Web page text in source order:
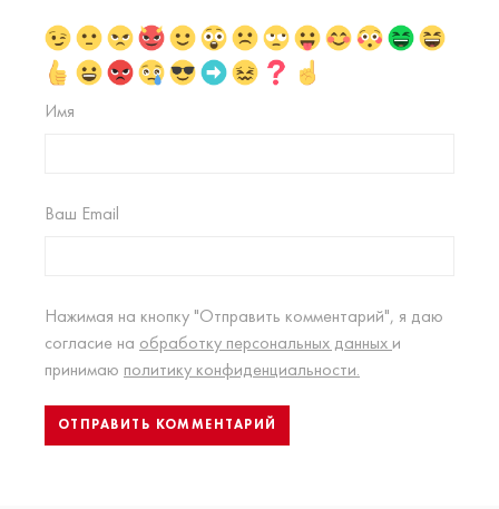
Имя
Ваш Email
Нажимая на кнопку "Отправить комментарий", я даю
согласие на обработку персональных данных и
принимаю политику конфиденциальности.